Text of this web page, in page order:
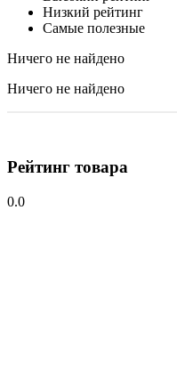
Низкий рейтинг
Самые полезные
Ничего не найдено
Ничего не найдено
Рейтинг товара
0.0